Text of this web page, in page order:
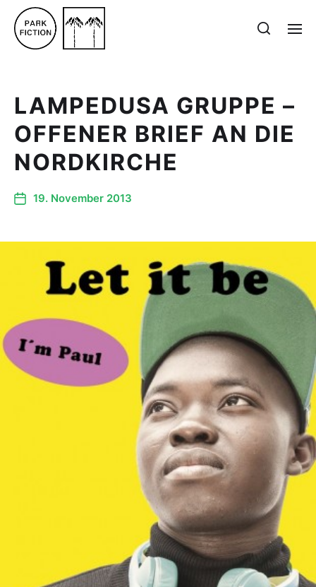
LAMPEDUSA GRUPPE –
OFFENER BRIEF AN DIE
NORDKIRCHE
19. November 2013